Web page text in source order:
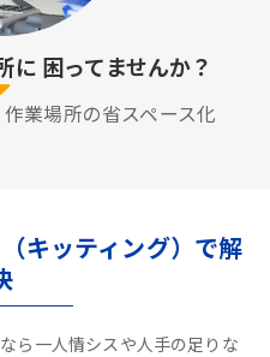
に 困ってませんか？
作業場所の省スペース化
キッティング）で解
ら一人情シスや人手の足りな